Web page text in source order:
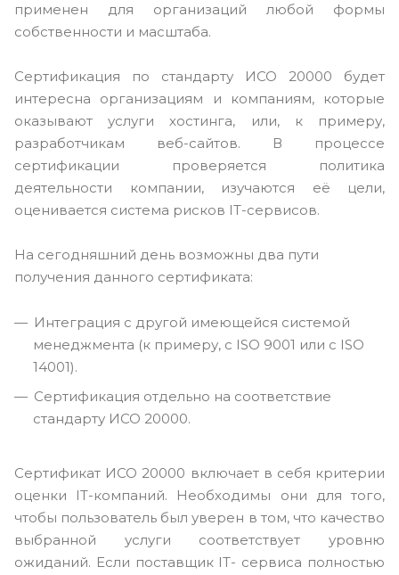
применен для организаций любой формы
собственности и масштаба.
Сертификация по стандарту ИСО 20000 будет
интересна организациям и компаниям, которые
оказывают услуги хостинга, или, к примеру,
разработчикам веб-сайтов. В процессе
сертификации проверяется политика
деятельности компании, изучаются её цели,
оценивается система рисков IT-сервисов.
На сегодняшний день возможны два пути
получения данного сертификата:
Интеграция с другой имеющейся системой
менеджмента (к примеру, с ISO 9001 или с ISO
14001).
Сертификация отдельно на соответствие
стандарту ИСО 20000.
Сертификат ИСО 20000 включает в себя критерии
оценки IT-компаний. Необходимы они для того,
чтобы пользователь был уверен в том, что качество
выбранной услуги соответствует уровню
ожиданий. Если поставщик IT- сервиса полностью